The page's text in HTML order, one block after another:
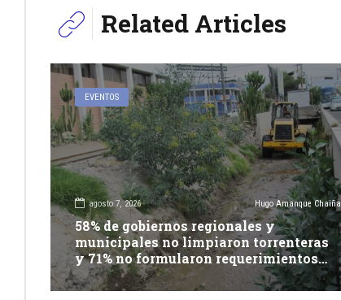
Related Articles
EVENTOS
agosto 7, 2026 Hugo Amanque Chaiña
58% de gobiernos regionales y
municipales no limpiaron torrenteras
y 71% no formularon requerimientos
presupuestales afirma informe de
Contraloría